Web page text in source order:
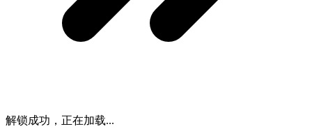
解锁成功，正在加载...